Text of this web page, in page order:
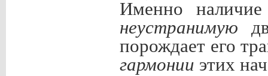
Именно
неустранимую
порождает его
гармонии этих